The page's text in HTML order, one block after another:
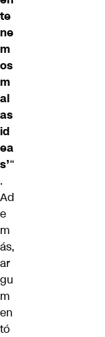
te
ne
m
os
m
al
as
id
ea
s’“
.
Ad
e
m
ás,
ar
gu
m
en
tó